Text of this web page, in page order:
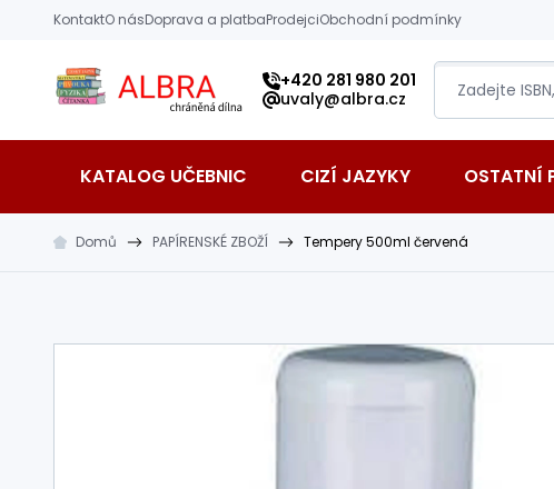
Přeskočit na hlavní obsah
KontaktO násDoprava a platbaProdejciObchodní podmínky
Albra s.r.o.
+420 281 980 201
uvaly@albra.cz
KATALOG UČEBNIC CIZÍ JAZYKY OSTATNÍ
Domů PAPÍRENSKÉ ZBOŽÍ Tempery 500ml červená